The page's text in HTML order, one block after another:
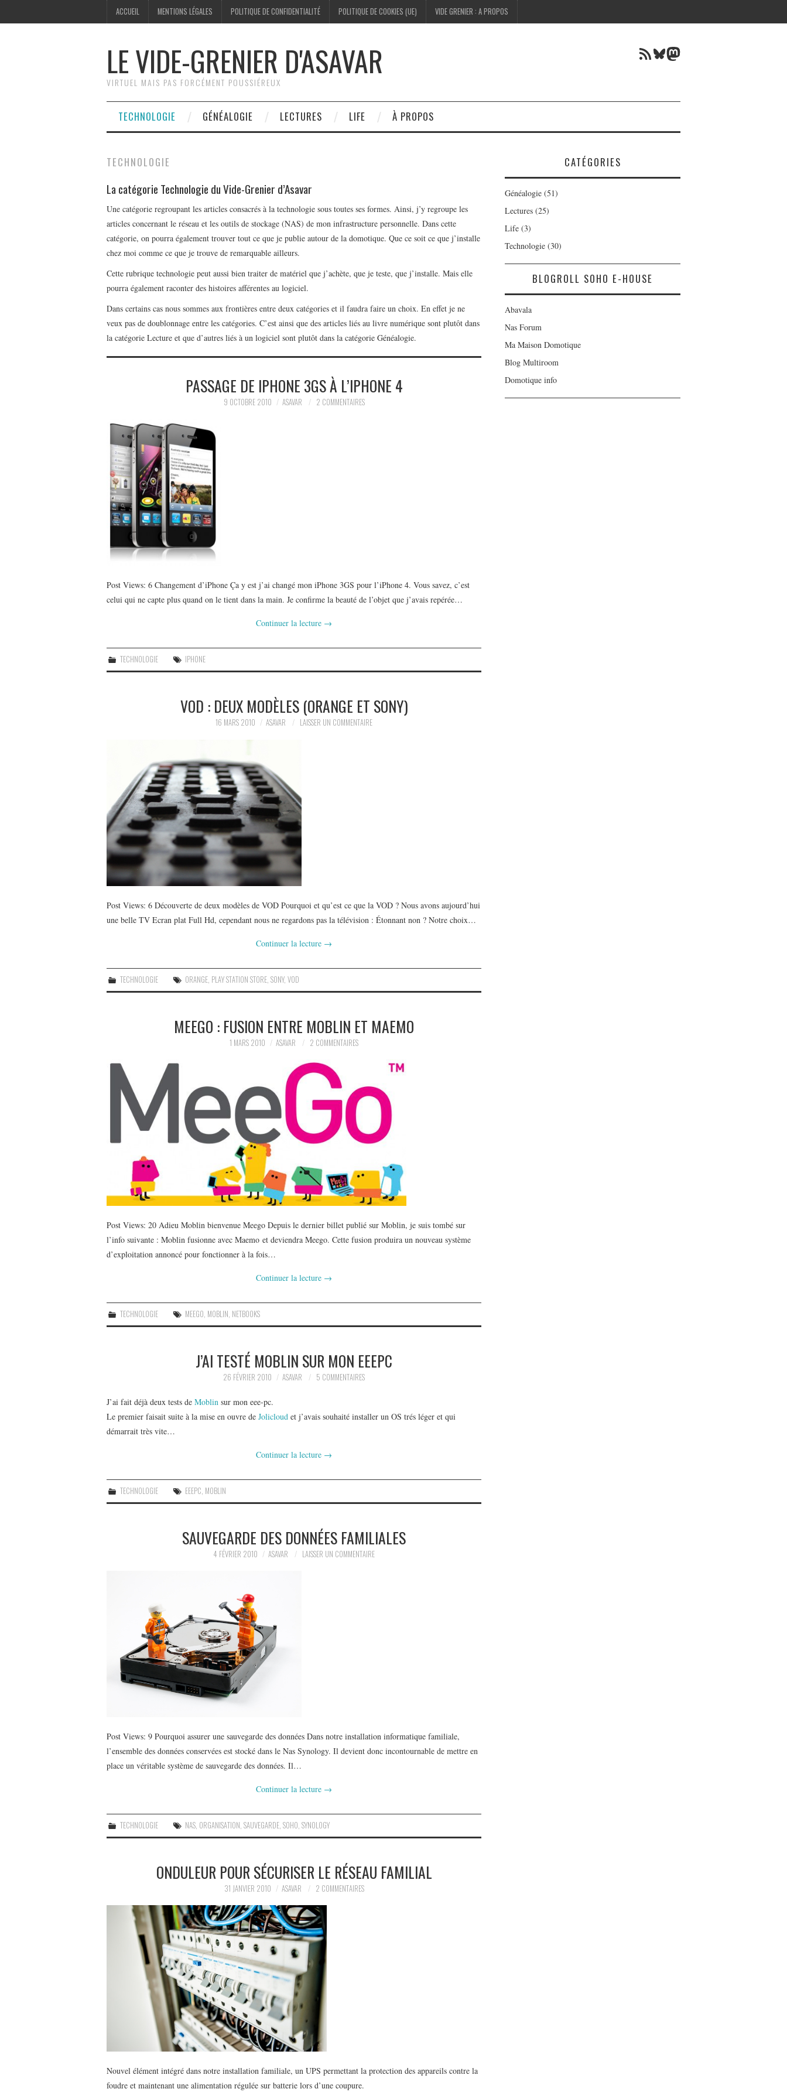
ACCUEIL MENTIONS LÉGALES POLITIQUE DE CONFIDENTIALITÉ POLITIQUE DE COOKIES (UE) VIDE GRENIER : A PROPOS
LE VIDE-GRENIER D'ASAVAR
VIRTUEL MAIS PAS FORCÉMENT POUSSIÉREUX
Flux RSSBluesky
Mastodon
TECHNOLOGIE GÉNÉALOGIE LECTURES LIFE À PROPOS
TECHNOLOGIE
La catégorie Technologie du Vide-Grenier d’Asavar
Une catégorie regroupant les articles consacrés à la technologie sous toutes ses formes. Ainsi, j’y regroupe les
articles concernant le réseau et les outils de stockage (NAS) de mon infrastructure personnelle. Dans cette
catégorie, on pourra également trouver tout ce que je publie autour de la domotique. Que ce soit ce que j’installe
chez moi comme ce que je trouve de remarquable ailleurs.
Cette rubrique technologie peut aussi bien traiter de matériel que j’achète, que je teste, que j’installe. Mais elle
pourra également raconter des histoires afférentes au logiciel.
Dans certains cas nous sommes aux frontières entre deux catégories et il faudra faire un choix. En effet je ne
veux pas de doublonnage entre les catégories. C’est ainsi que des articles liés au livre numérique sont plutôt dans
la catégorie Lecture et que d’autres liés à un logiciel sont plutôt dans la catégorie Généalogie.
PASSAGE DE IPHONE 3GS À L’IPHONE 4
9 OCTOBRE 2010 ASAVAR 2 COMMENTAIRES
Post Views: 6 Changement d’iPhone Ça y est j’ai changé mon iPhone 3GS pour l’iPhone 4. Vous savez, c’est
celui qui ne capte plus quand on le tient dans la main. Je confirme la beauté de l’objet que j’avais repérée…
Continuer la lecture →
TECHNOLOGIE IPHONE
VOD : DEUX MODÈLES (ORANGE ET SONY)
16 MARS 2010 ASAVAR LAISSER UN COMMENTAIRE
Post Views: 6 Découverte de deux modèles de VOD Pourquoi et qu’est ce que la VOD ? Nous avons aujourd’hui
une belle TV Ecran plat Full Hd, cependant nous ne regardons pas la télévision : Étonnant non ? Notre choix…
Continuer la lecture →
TECHNOLOGIE ORANGE PLAY STATION STORE ,SONY,VOD
MEEGO : FUSION ENTRE MOBLIN ET MAEMO
1 MARS 2010 ASAVAR 2 COMMENTAIRES
Post Views: 20 Adieu Moblin bienvenue Meego Depuis le dernier billet publié sur Moblin, je suis tombé sur
l’info suivante : Moblin fusionne avec Maemo et deviendra Meego. Cette fusion produira un nouveau système
d’exploitation annoncé pour fonctionner à la fois…
Continuer la lecture →
TECHNOLOGIE MEEGO, MOBLIN, NETBOOKS
J’AI TESTÉ MOBLIN SUR MON EEEPC
26 FÉVRIER 2010 ASAVAR 5 COMMENTAIRES
J’ai fait déjà deux tests de Moblin sur mon eee-pc.
Le premier faisait suite à la mise en ouvre de Jolicloud et j’avais souhaité installer un OS trés léger et qui
démarrait très vite…
Continuer la lecture →
TECHNOLOGIE EEEPC MOBLIN
SAUVEGARDE DES DONNÉES FAMILIALES
4 FÉVRIER 2010 ASAVAR LAISSER UN COMMENTAIRE
Post Views: 9 Pourquoi assurer une sauvegarde des données Dans notre installation informatique familiale,
l’ensemble des données conservées est stocké dans le Nas Synology. Il devient donc incontournable de mettre en
place un véritable système de sauvegarde des données. Il…
Continuer la lecture →
TECHNOLOGIE NAS, ORGANISATION,SAUVEGARDE,SOHO,SYNOLOGY
ONDULEUR POUR SÉCURISER LE RÉSEAU FAMILIAL
31 JANVIER 2010 ASAVAR 2 COMMENTAIRES
Nouvel élément intégré dans notre installation familiale, un UPS permettant la protection des appareils contre la
foudre et maintenant une alimentation régulée sur batterie lors d’une coupure.
CATÉGORIES
Généalogie (51)
Lectures (25)
Life (3)
Technologie (30)
BLOGROLL SOHO E-HOUSE
Abavala
Nas Forum
Ma Maison Domotique
Blog Multiroom
Domotique info